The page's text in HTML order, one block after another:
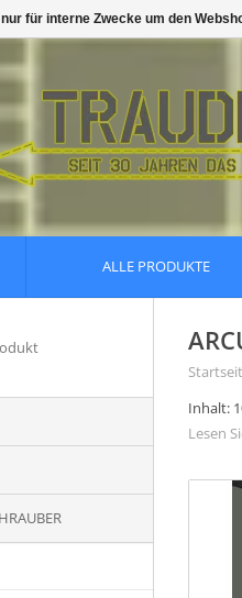
ALLE PRODUKTE
Inhalt:
Lesen
für interne Zwecke um den